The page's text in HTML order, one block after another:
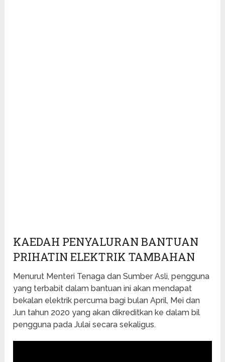
KAEDAH PENYALURAN BANTUAN
PRIHATIN ELEKTRIK TAMBAHAN
Menurut Menteri Tenaga dan Sumber Asli, pengguna
yang terbabit dalam bantuan ini akan mendapat
bekalan elektrik percuma bagi bulan April, Mei dan
Jun tahun 2020 yang akan dikreditkan ke dalam bil
pengguna pada Julai secara sekaligus.